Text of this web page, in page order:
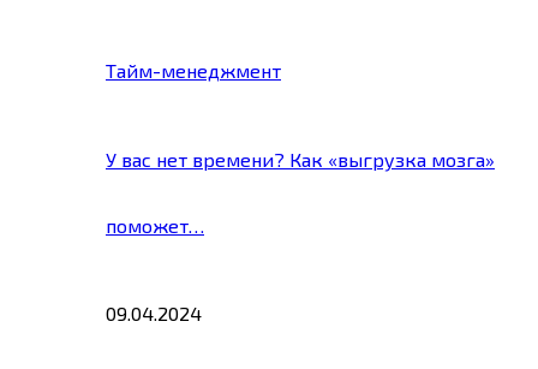
Тайм-менеджмент
У вас нет времени? Как «выгрузка мозга»
поможет…
09.04.2024